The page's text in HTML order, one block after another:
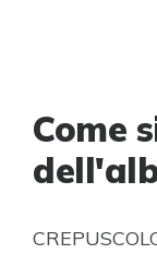
Come